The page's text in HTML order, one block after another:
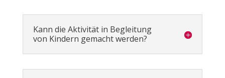
Kann die Aktivität in Begleitung
von Kindern gemacht werden?